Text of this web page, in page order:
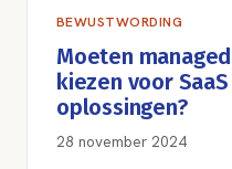
BEWUSTWORDING
Moeten
kiezen voor
oplossingen?
28 november 2024